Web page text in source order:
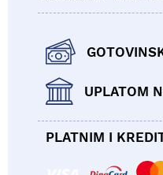
UPLATOM
PLATNIM I